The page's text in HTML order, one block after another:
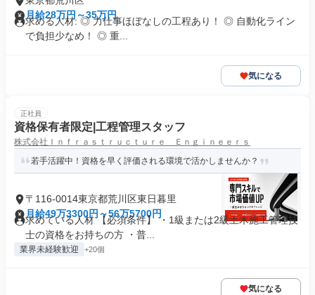
月給28万円～35万円
求める人材: ◎ 力仕事ほぼなしの工程あり！ ◎ 自動化ライン
で負担少なめ！ ◎ 重...
気になる
正社員
資格保有者限定|工程管理スタッフ
株式会社Ｉｎｆｒａｓｔｒｕｃｔｕｒｅ Ｅｎｇｉｎｅｅｒｓ
若手活躍中！資格を早く評価される環境で活かしませんか？
〒116-0014東京都荒川区東日暮里
月給49万3300円～56万5700円
求めている人材 【必須条件】 ・1級または2級土木施工管理技
士の資格をお持ちの方 ・普...
業界未経験歓迎 +20個
気になる